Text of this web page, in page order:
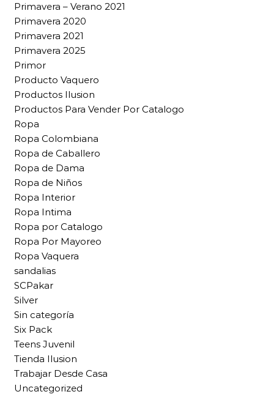
Primavera – Verano 2021
Primavera 2020
Primavera 2021
Primavera 2025
Primor
Producto Vaquero
Productos Ilusion
Productos Para Vender Por Catalogo
Ropa
Ropa Colombiana
Ropa de Caballero
Ropa de Dama
Ropa de Niños
Ropa Interior
Ropa Intima
Ropa por Catalogo
Ropa Por Mayoreo
Ropa Vaquera
sandalias
SCPakar
Silver
Sin categoría
Six Pack
Teens Juvenil
Tienda Ilusion
Trabajar Desde Casa
Uncategorized